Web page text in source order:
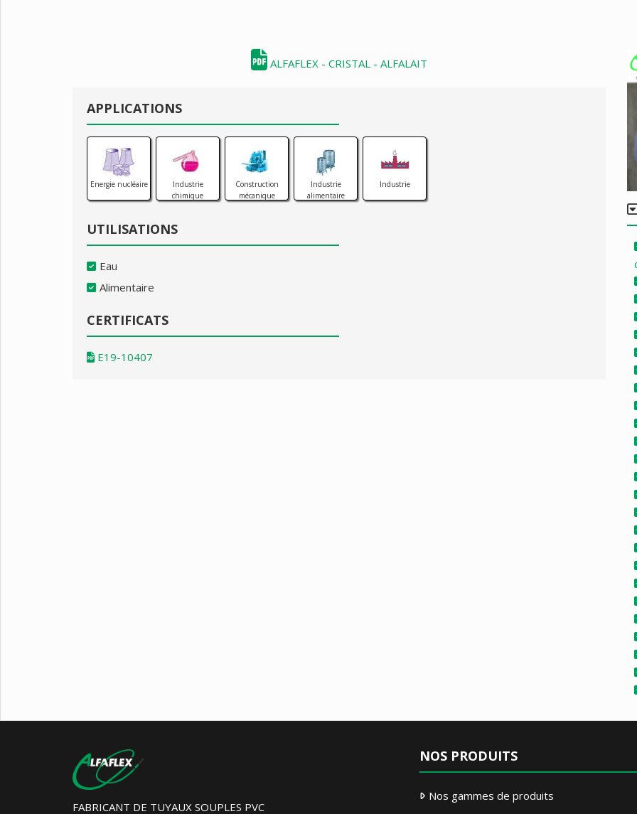
ALFAFLEX - CRISTAL - ALFALAIT
APPLICATIONS
Energie nucléaire
Industrie
chimique
Construction
mécanique
Industrie
alimentaire
Industrie
UTILISATIONS
Eau
Alimentaire
CERTIFICATS
E19-10407
FABRICANT DE TUYAUX SOUPLES PVC
NOS PRODUITS
Nos gammes de produits